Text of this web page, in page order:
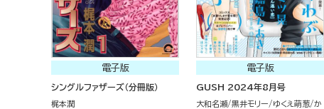
電子版
シングルファザーズ（分冊版）
梶本潤
電子版
GUSH 2024年8月号
大和名瀬 黒井モリー ゆくえ萌葱 か